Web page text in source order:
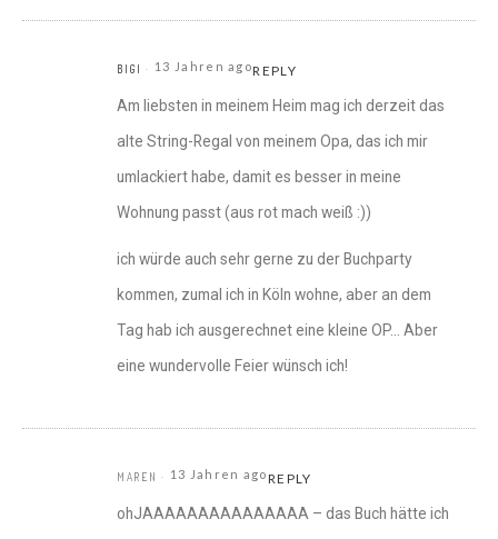
BIGI 13 Jahren agoREPLY
Am liebsten in meinem Heim mag ich derzeit das
alte String-Regal von meinem Opa, das ich mir
umlackiert habe, damit es besser in meine
Wohnung passt (aus rot mach weiß :))
ich würde auch sehr gerne zu der Buchparty
kommen, zumal ich in Köln wohne, aber an dem
Tag hab ich ausgerechnet eine kleine OP… Aber
eine wundervolle Feier wünsch ich!
MAREN 13 Jahren agoREPLY
ohJAAAAAAAAAAAAAAA – das Buch hätte ich